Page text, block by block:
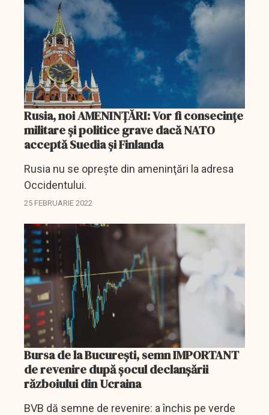
Rusia, noi AMENINŢĂRI: Vor fi consecinţe
militare şi politice grave dacă NATO
acceptă Suedia şi Finlanda
Rusia nu se opreşte din ameninţări la adresa
Occidentului.
25 FEBRUARIE 2022
Bursa de la Bucureşti, semn IMPORTANT
de revenire după şocul declanşării
războiului din Ucraina
BVB dă semne de revenire: a închis pe verde